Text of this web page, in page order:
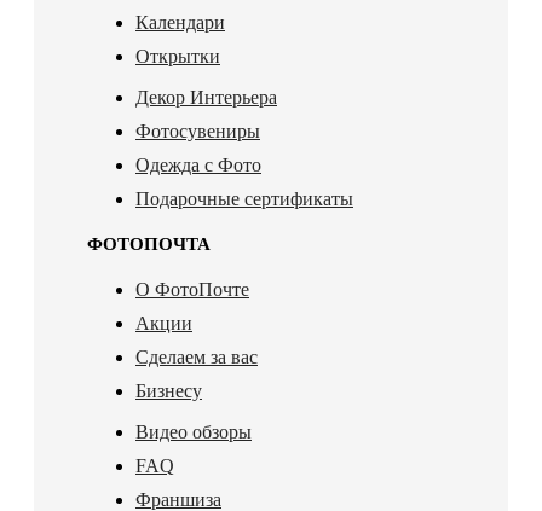
Календари
Открытки
Декор Интерьера
Фотосувениры
Одежда с Фото
Подарочные сертификаты
ФОТОПОЧТА
О ФотоПочте
Акции
Сделаем за вас
Бизнесу
Видео обзоры
FAQ
Франшиза